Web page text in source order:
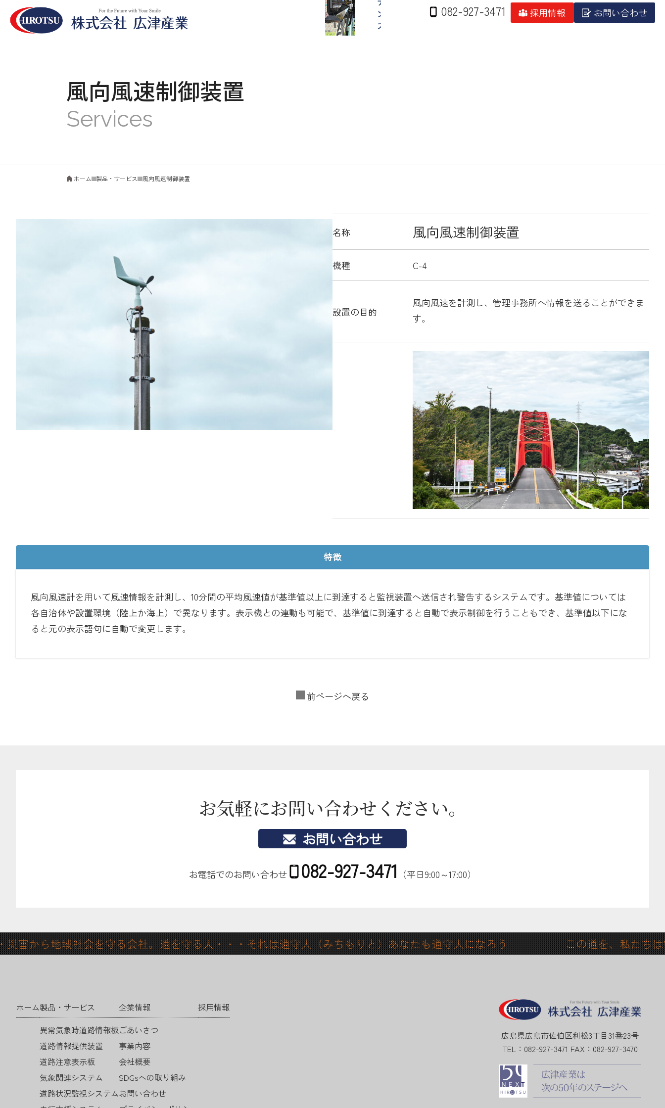
082-927-3471 採用情報 お問い合わせ
ン
ス
風向風速制御装置
ホーム 製品・サービス 風向風速制御装置
名称 風向風速制御装置
機種 C-4
設置の目的
風向風速を計測し、管理事務所へ情報を送ることができま
す。
特徴
風向風速計を用いて風速情報を計測し、10分間の平均風速値が基準値以上に到達すると監視装置へ送信され警告するシステムです。基準値については
各自治体や設置環境（陸上か海上）で異なります。表示機との連動も可能で、基準値に到達すると自動で表示制御を行うこともでき、基準値以下にな
ると元の表示語句に自動で変更します。
前ページへ戻る
お気軽にお問い合わせください。
お問い合わせ
お電話でのお問い合わせ 082-927-3471 （平日9:00～17:00）
域社会を守る会社。道を守る人・・・それは道守人（みちもりと）あなたも道守人になろう この道を、私
ホーム製品・サービス
異常気象時道路情報板
道路情報提供装置
道路注意表示板
気象関連システム
道路状況監視システム
企業情報
ごあいさつ
事業内容
会社概要
SDGsへの取り組み
お問い合わせ
採用情報
広島県広島市佐伯区利松3丁目31番23号
TEL：082-927-3471 FAX：082-927-3470